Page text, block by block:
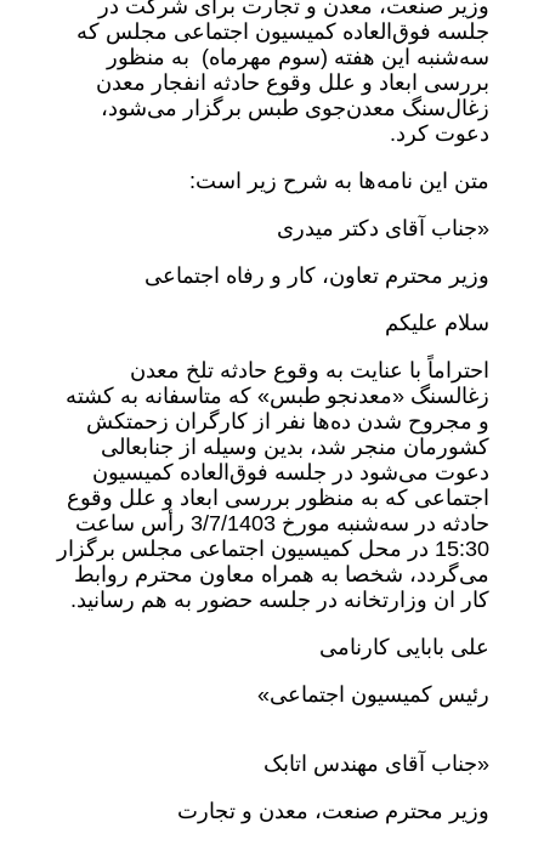
وزیر صنعت، معدن و تجارت برای شرکت در
جلسه فوق‌العاده کمیسیون اجتماعی مجلس که
سه‌شنبه این هفته (سوم مهرماه) به منظور
بررسی ابعاد و علل وقوع حادثه انفجار معدن
زغال‌سنگ معدن‌جوی طبس برگزار می‌شود،
دعوت کرد.
متن این نامه‌ها به شرح زیر است:
«جناب آقای دکتر میدری
وزیر محترم تعاون، کار و رفاه اجتماعی
سلام علیکم
احتراماً با عنایت به وقوع حادثه تلخ معدن
زغالسنگ «معدنجو طبس» که متاسفانه به کشته
و مجروح شدن ده‌ها نفر از کارگران زحمتکش
کشورمان منجر شد، بدین وسیله از جنابعالی
دعوت می‌شود در جلسه فوق‌العاده کمیسیون
اجتماعی که به منظور بررسی ابعاد و علل وقوع
حادثه در سه‌شنبه مورخ 3/7/1403 رأس ساعت
15:30 در محل کمیسیون اجتماعی مجلس برگزار
می‌گردد، شخصا به همراه معاون محترم روابط
کار ان وزارتخانه در جلسه حضور به هم رسانید.
علی بابایی کارنامی
رئیس کمیسیون اجتماعی»
«جناب آقای مهندس اتابک
وزیر محترم صنعت، معدن و تجارت